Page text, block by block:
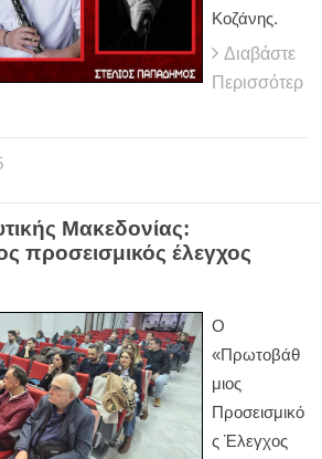
Κοζάνης.
Διαβάστε
Περισσότερ
Μακεδονίας:
προσεισμικός έλεγχος
Ο
«Πρωτοβάθ
μιος
Προσεισμικό
ς Έλεγχος